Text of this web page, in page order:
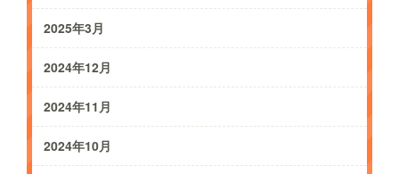
2025年3月
2024年12月
2024年11月
2024年10月